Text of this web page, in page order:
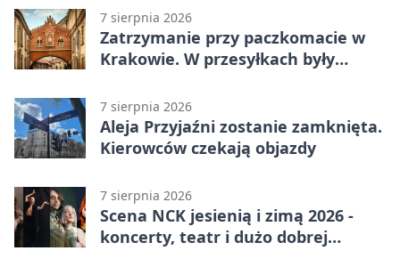
7 sierpnia 2026
Zatrzymanie przy paczkomacie w
Krakowie. W przesyłkach były
7 sierpnia 2026
Aleja Przyjaźni zostanie zamknięta.
Kierowców czekają objazdy
7 sierpnia 2026
Scena NCK jesienią i zimą 2026 -
koncerty, teatr i dużo dobrej